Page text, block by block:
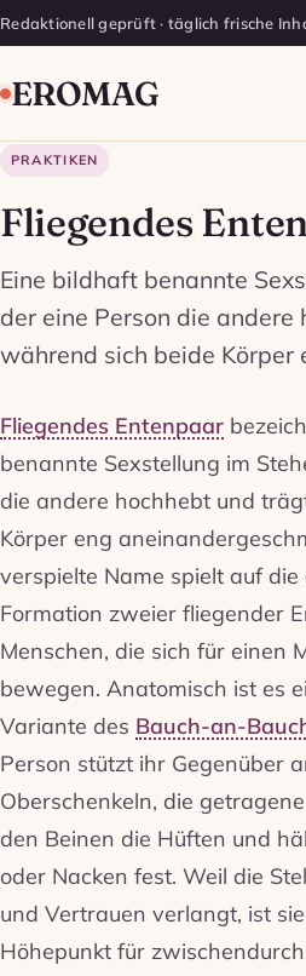
Redaktionell geprüft · täglich frische
EROMAG
PRAKTIKEN
Fliegendes
Eine bildhaft benannte
der eine Person die
während sich beide Körper
Fliegendes Entenpaar
benannte Sexstellung im
die andere hochhebt und
Körper eng
verspielte Name spielt auf
Formation zweier fliegender
Menschen, die sich für einen
bewegen. Anatomisch ist es
Variante des Bauch-an-
Person stützt ihr Gegenüber
Oberschenkeln, die
den Beinen die Hüften und
oder Nacken fest. Weil die
und Vertrauen verlangt, ist
Höhepunkt für